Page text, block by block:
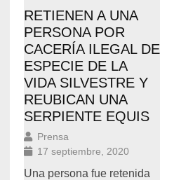
RETIENEN A UNA
PERSONA POR
CACERÍA ILEGAL DE
ESPECIE DE LA
VIDA SILVESTRE Y
REUBICAN UNA
SERPIENTE EQUIS
Prensa
17 septiembre, 2020
Una persona fue retenida